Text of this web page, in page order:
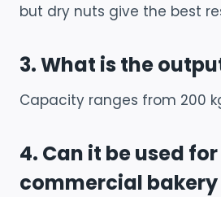
but dry nuts give the best
3. What is the
Capacity ranges from 200
4. Can it be used for
commercial bakery